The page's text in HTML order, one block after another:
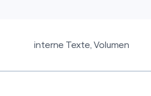
interne Texte, Volumen